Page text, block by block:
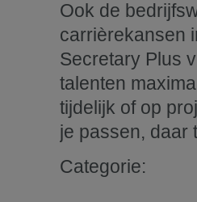
Ook de
carrièrekansen
Secretary Plus
talenten
tijdelijk of op
je passen, daar
Categorie: